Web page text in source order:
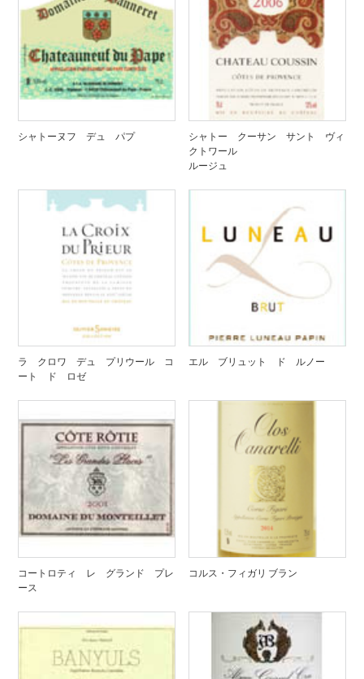
シャトーヌフ デュ パプ
シャトー クーサン サント ヴィ
クトワール
ルージュ
ラ クロワ デュ プリウール コ
ート ド ロゼ
エル ブリュット ド ルノー
コートロティ レ グランド プレ
ース
コルス・フィガリ ブラン